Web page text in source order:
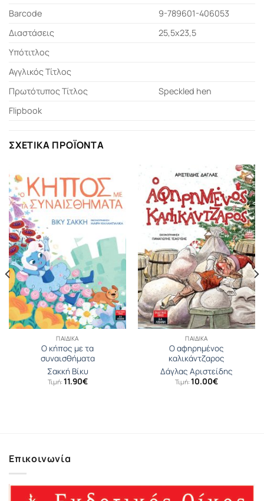
Barcode
9-789601-406053
Διαστάσεις
25,5x23,5
Υπότιτλος
Αγγλικός Τίτλος
Πρωτότυπος Τίτλος
Speckled hen
Flipbook
ΣΧΕΤΙΚΆ ΠΡΟΪΌΝΤΑ
ΠΑΙΔΙΚΆ
Ο κήπος με τα
συναισθήματα
Σακκή Βίκυ
Τιμή: 11.90€
ΠΑΙΔΙΚΆ
Ο αφηρημένος
καλικάντζαρος
Δάγλας Αριστείδης
Τιμή: 10.00€
Επικοινωνία